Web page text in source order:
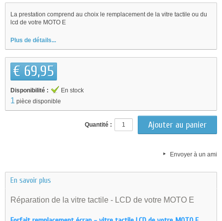
La prestation comprend au choix le remplacement de la vitre tactile ou du
lcd de votre MOTO E
Plus de détails...
€ 69,95
Disponibilité : En stock
1 pièce disponible
Quantité :
Envoyer à un ami
En savoir plus
Réparation de la vitre tactile - LCD de votre MOTO E